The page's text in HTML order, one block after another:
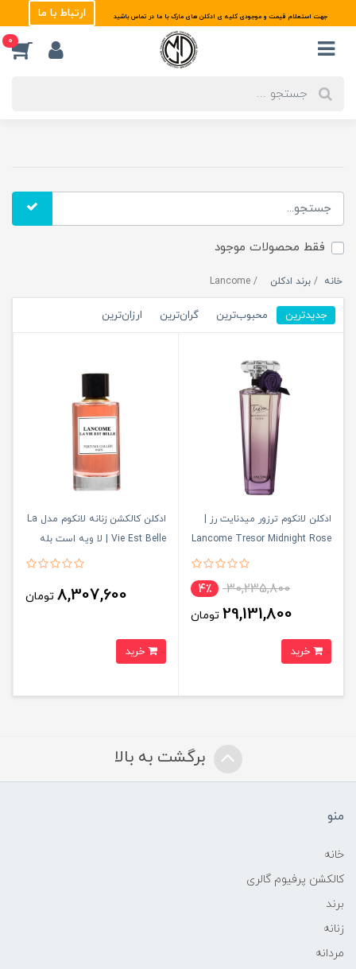
جهت استعلام قیمت و موجودی کلیه ی ادکلن های مارک با ما در تماس باشید ارتباط با ما
0
فقط محصولات موجود
خانه برند ادکلن Lancome
جدیدترین محبوب‌ترین گران‌ترین ارزان‌ترین
ادکلن لانکوم ترزور میدنایت رز |
Lancome Tresor Midnight Rose
30,235,800 4٪
29,131,800 تومان
ادکلن کالکشن زنانه لانکوم مدل La
Vie Est Belle | لا ویه است بله
8,307,600 تومان
برگشت به بالا
منو
خانه
کالکشن پرفیوم گالری
برند
زنانه
مردانه